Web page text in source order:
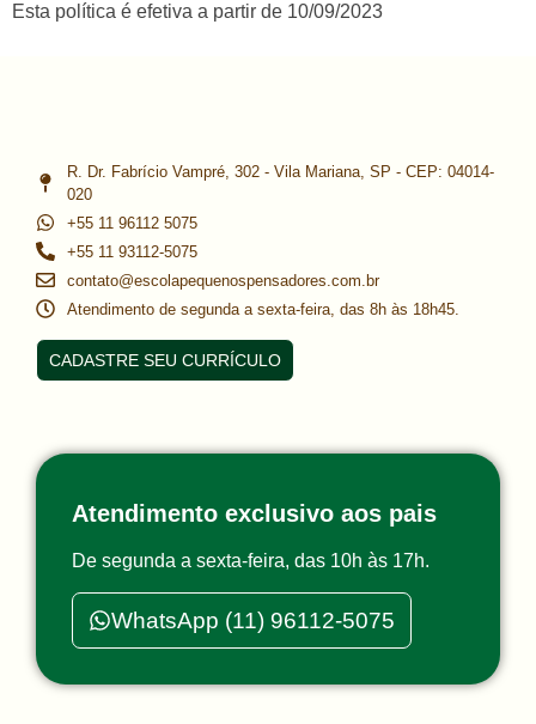
Esta política é efetiva a partir de 10/09/2023
R. Dr. Fabrício Vampré, 302 - Vila Mariana, SP - CEP: 04014-
020
+55 11 96112 5075
+55 11 93112-5075
contato@escolapequenospensadores.com.br
Atendimento de segunda a sexta-feira, das 8h às 18h45.
CADASTRE SEU CURRÍCULO
Atendimento exclusivo aos pais
De segunda a sexta-feira, das 10h às 17h.
WhatsApp (11) 96112-5075